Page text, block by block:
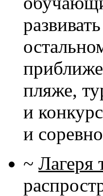
пляже,
и
и
~ Лагеря